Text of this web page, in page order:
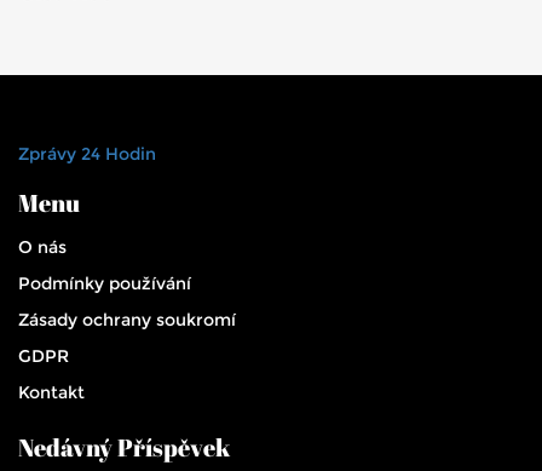
Zprávy 24 Hodin
Menu
O nás
Podmínky používání
Zásady ochrany soukromí
GDPR
Kontakt
Nedávný Příspěvek